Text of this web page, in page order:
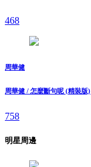
468
周華健
周華健 / 怎麼斷句呢 (精裝版)
758
明星周邊